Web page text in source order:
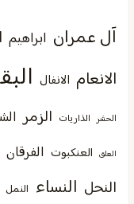
آل عمران ابراهيم
الانعام الانفال
الحشر الذاريات الزمر
العلق العنكبوت الفرقان
النحل النساء النمل